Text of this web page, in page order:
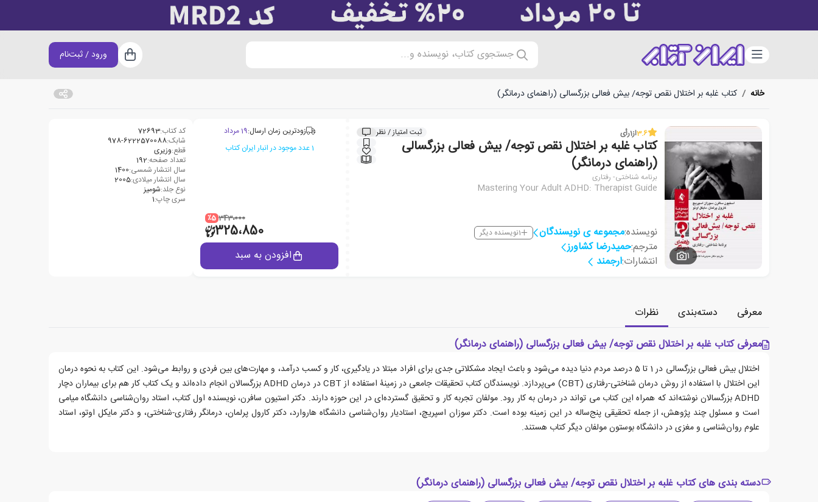
دسته‌بندی جستجوی کتاب، نویسنده و... سبد خرید
ورود / ثبت‌نام
خانه / کتاب غلبه بر اختلال نقص توجه/ بیش فعالی بزرگسالی (راهنمای درمانگر)
1
3.6از1رأی ثبت امتیاز / نظر
کتاب غلبه بر اختلال نقص توجه/ بیش فعالی بزرگسالی
(راهنمای درمانگر)
برنامه شناختی- رفتاری
Mastering Your Adult ADHD: Therapist Guide
نویسنده:مجموعه ی نویسندگان 1نویسنده دیگر
مترجم:حمیدرضا کشاورز
انتشارات:ارجمند
زودترین زمان ارسال:19 مرداد
1 عدد موجود در انبار ایران کتاب
343،000 ٪5
325،850
افزودن به سبد
کد کتاب:72693
شابک:978-6222570088
قطع:وزیری
تعداد صفحه:192
سال انتشار شمسی:1400
سال انتشار میلادی:2005
نوع جلد:شومیز
سری چاپ:1
معرفی دسته‌بندی
نظرات
معرفی کتاب غلبه بر اختلال نقص توجه/ بیش فعالی بزرگسالی (راهنمای درمانگر)
اختلال بیش فعالی بزرگسالی در 1 تا 5 درصد مردم دنیا دیده می‌شود و باعث ایجاد مشکلاتی جدی برای افراد مبتلا در یادگیری، کار و کسب درآمد، و مهارت‌های بین فردی و روابط می‌شود. این کتاب به نحوه درمان
این اختلال با استفاده از روش درمان شناختی-رفتاری (CBT) می‌پردازد. نویسندگان کتاب تحقیقات جامعی در زمینۀ استفاده از CBT در درمان ADHD بزرگسالان انجام داده‌اند و یک کتاب کار هم برای بیماران دچار
ADHD بزرگسالان نوشته‌اند که همراه این کتاب می تواند در درمان به کار رود. مولفان تجربه کار و تحقیق گسترده‌ای در این حوزه دارند. دکتر استیون سافرن، نویسنده اول کتاب، استاد روان‌شناسی دانشگاه میامی
است و مسئول چند پژوهش، از جمله تحقیقی پنج‌ساله در این زمینه بوده است. دکتر سوزان اسپریچ، استادیار روان‌شناسی دانشگاه هاروارد، دکتر کارول پرلمان، درمانگر رفتاری-شناختی، و دکتر مایکل اوتو، استاد
علوم روان‌شناسی و مغزی در دانشگاه بوستون مولفان دیگر کتاب هستند.
دسته بندی های کتاب غلبه بر اختلال نقص توجه/ بیش فعالی بزرگسالی (راهنمای درمانگر)